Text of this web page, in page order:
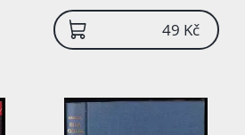
49 Kč